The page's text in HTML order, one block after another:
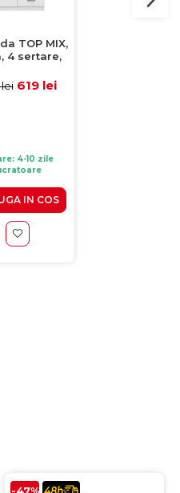
TOP MIX,
4 sertare,
619 lei
4-10 zile
IN COS